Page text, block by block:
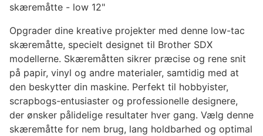
skæremåtte - low 12"
Opgrader dine kreative projekter med denne low-tac
skæremåtte, specielt designet til Brother SDX
modellerne. Skæremåtten sikrer præcise og rene snit
på papir, vinyl og andre materialer, samtidig med at
den beskytter din maskine. Perfekt til hobbyister,
scrapbogs-entusiaster og professionelle designere,
der ønsker pålidelige resultater hver gang. Vælg denne
skæremåtte for nem brug, lang holdbarhed og optimal